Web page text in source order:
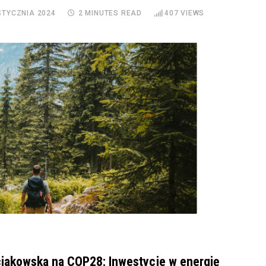
2024 2 MINUTES READ 407 VIEWS
na COP28: Inwestycje w energię